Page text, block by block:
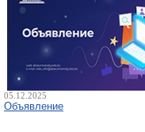
05.12.2025
Объявление